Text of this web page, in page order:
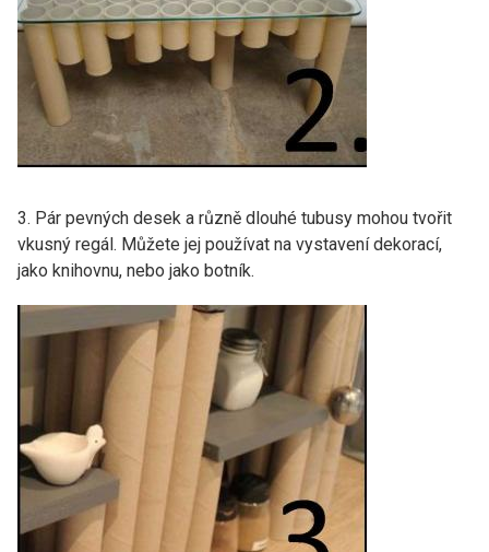
3. Pár pevných desek a různě dlouhé tubusy mohou tvořit
vkusný regál. Můžete jej používat na vystavení dekorací,
jako knihovnu, nebo jako botník.